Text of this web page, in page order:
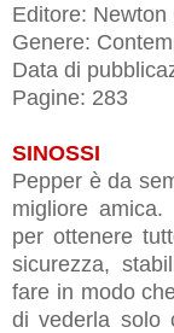
Editore: Newton
Genere:
Data di
Pagine: 283
SINOSSI
Pepper è da
migliore
per ottenere
sicurezza,
fare in modo
di vederla solo